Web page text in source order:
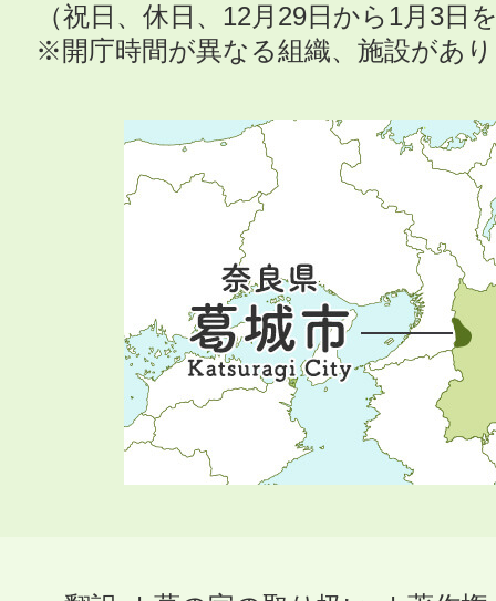
（祝日、休日、12月29日から1月3日
※開庁時間が異なる組織、施設があ